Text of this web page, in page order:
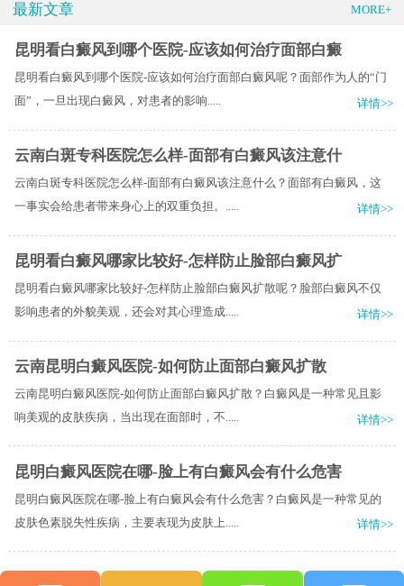
最新文章 MORE+
昆明看白癜风到哪个医院-应该如何治疗面部白癜
昆明看白癜风到哪个医院-应该如何治疗面部白癜风呢？面部作为人的“门
面”，一旦出现白癜风，对患者的影响.....
详情>>
云南白斑专科医院怎么样-面部有白癜风该注意什
云南白斑专科医院怎么样-面部有白癜风该注意什么？面部有白癜风，这
一事实会给患者带来身心上的双重负担。.....
详情>>
昆明看白癜风哪家比较好-怎样防止脸部白癜风扩
昆明看白癜风哪家比较好-怎样防止脸部白癜风扩散呢？脸部白癜风不仅
影响患者的外貌美观，还会对其心理造成.....
详情>>
云南昆明白癜风医院-如何防止面部白癜风扩散
云南昆明白癜风医院-如何防止面部白癜风扩散？白癜风是一种常见且影
响美观的皮肤疾病，当出现在面部时，不.....
详情>>
昆明白癜风医院在哪-脸上有白癜风会有什么危害
昆明白癜风医院在哪-脸上有白癜风会有什么危害？白癜风是一种常见的
皮肤色素脱失性疾病，主要表现为皮肤上.....
详情>>